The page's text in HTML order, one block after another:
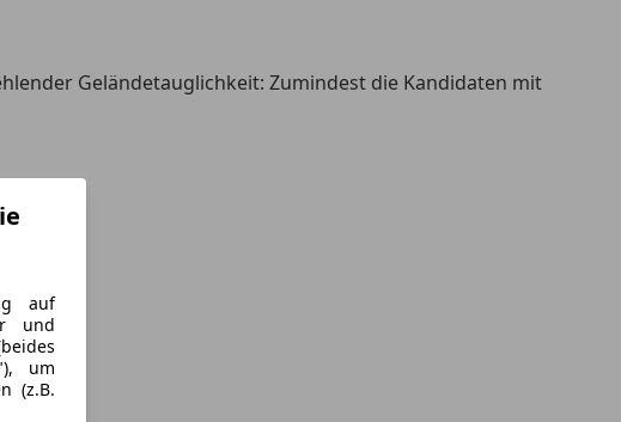
auf
und
um
(z.B.
Geländetauglichkeit: Zumindest die Kandidaten mit